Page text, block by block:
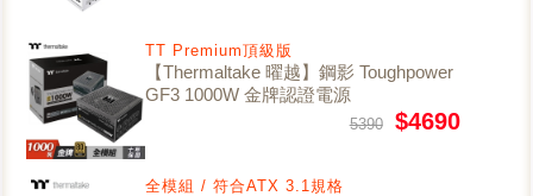
TT Premium頂級版
【Thermaltake 曜越】鋼影 Toughpower
GF3 1000W 金牌認證電源
5390 $4690
全模組 / 符合ATX 3.1規格